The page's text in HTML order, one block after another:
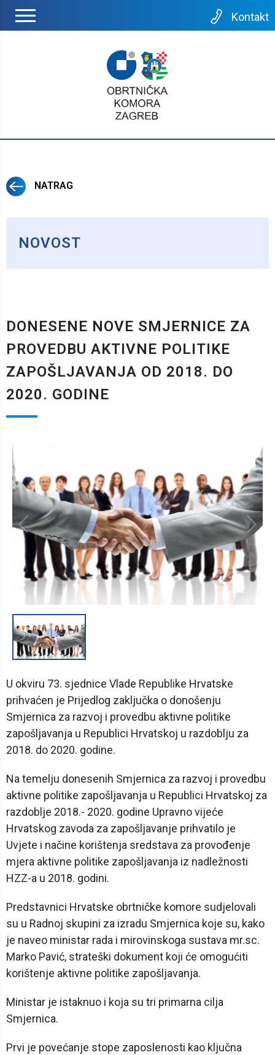
Kontakt
NATRAG
NOVOST
DONESENE NOVE SMJERNICE ZA
PROVEDBU AKTIVNE POLITIKE
ZAPOŠLJAVANJA OD 2018. DO
2020. GODINE
U okviru 73. sjednice Vlade Republike Hrvatske
prihvaćen je Prijedlog zaključka o donošenju
Smjernica za razvoj i provedbu aktivne politike
zapošljavanja u Republici Hrvatskoj u razdoblju za
2018. do 2020. godine.
Na temelju donesenih Smjernica za razvoj i provedbu
aktivne politike zapošljavanja u Republici Hrvatskoj za
razdoblje 2018.- 2020. godine Upravno vijeće
Hrvatskog zavoda za zapošljavanje prihvatilo je
Uvjete i načine korištenja sredstava za provođenje
mjera aktivne politike zapošljavanja iz nadležnosti
HZZ-a u 2018. godini.
Predstavnici Hrvatske obrtničke komore sudjelovali
su u Radnoj skupini za izradu Smjernica koje su, kako
je naveo ministar rada i mirovinskoga sustava mr.sc.
Marko Pavić, strateški dokument koji će omogućiti
korištenje aktivne politike zapošljavanja.
Ministar je istaknuo i koja su tri primarna cilja
Smjernica.
Prvi je povećanje stope zaposlenosti kao ključna